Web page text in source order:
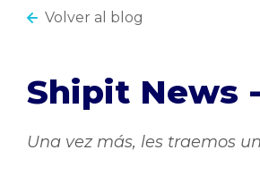
Volver al blog
Shipit News
Una vez más, les traemos